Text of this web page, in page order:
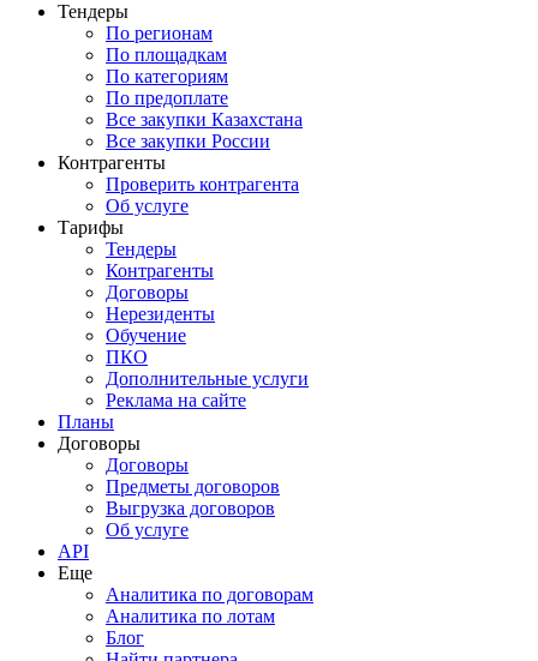
Тендеры
По регионам
По площадкам
По категориям
По предоплате
Все закупки Казахстана
Все закупки России
Контрагенты
Проверить контрагента
Об услуге
Тарифы
Тендеры
Контрагенты
Договоры
Нерезиденты
Обучение
ПКО
Дополнительные услуги
Реклама на сайте
Планы
Договоры
Договоры
Предметы договоров
Выгрузка договоров
Об услуге
API
Еще
Аналитика по договорам
Аналитика по лотам
Блог